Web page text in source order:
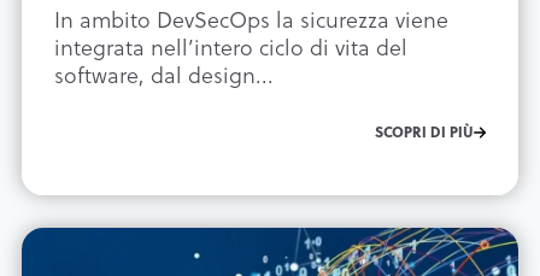
In ambito DevSecOps la sicurezza viene
integrata nell’intero ciclo di vita del
software, dal design...
SCOPRI DI PIÙ